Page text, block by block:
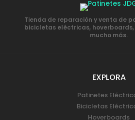
Tienda de reparación y venta de
bicicletas eléctricas,
mucho más.
EXPLORA
Patinetes
Bicicletas
Hoverboards